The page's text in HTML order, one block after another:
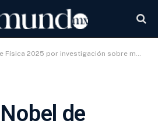
por investigación sobre mecánica cuántica macroscópica
de